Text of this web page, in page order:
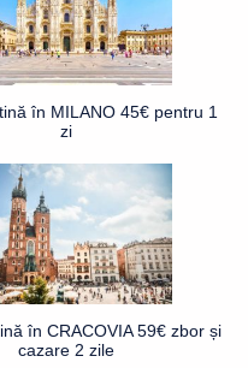
în MILANO 45€ pentru 1
zi
în CRACOVIA 59€ zbor și
cazare 2 zile